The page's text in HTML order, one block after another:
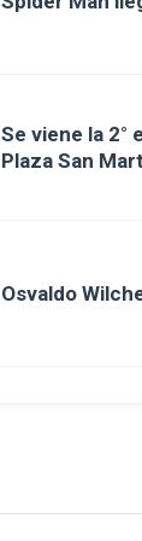
Se viene la 2°
Plaza San
Osvaldo